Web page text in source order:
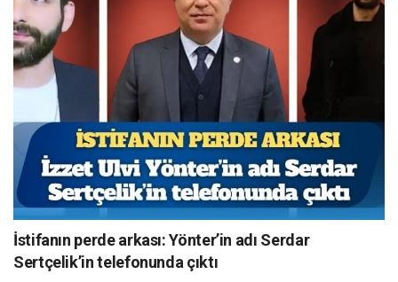
İstifanın perde arkası: Yönter’in adı Serdar
Sertçelik’in telefonunda çıktı